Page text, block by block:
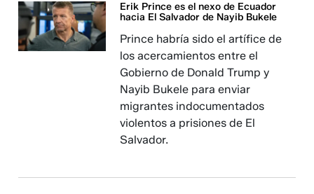
Erik Prince es el nexo de Ecuador
hacia El Salvador de Nayib Bukele
Prince habría sido el artífice de
los acercamientos entre el
Gobierno de Donald Trump y
Nayib Bukele para enviar
migrantes indocumentados
violentos a prisiones de El
Salvador.